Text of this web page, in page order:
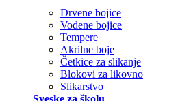
Drvene bojice
Vodene bojice
Tempere
Akrilne boje
Četkice za slikanje
Blokovi za likovno
Slikarstvo
Sveske za školu